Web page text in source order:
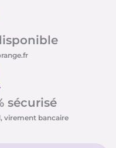
sécurisé
virement bancaire